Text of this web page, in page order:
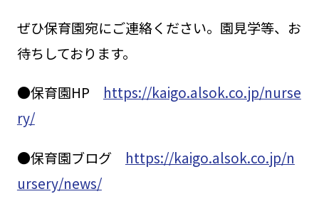
ぜひ保育園宛にご連絡ください。園見学等、お
待ちしております。
●保育園HP https://kaigo.alsok.co.jp/nurse
ry/
●保育園ブログ https://kaigo.alsok.co.jp/n
ursery/news/